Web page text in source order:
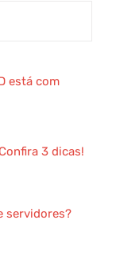
está com
3 dicas!
servidores?